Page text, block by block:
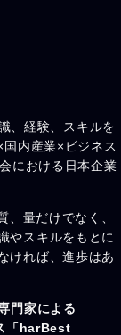
、経験、スキルを
内産業×ビジネス
における日本企業
量だけでなく、
やスキルをもとに
ければ、進歩はあ
門家による
「harBest